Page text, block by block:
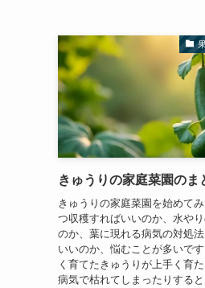
きゅうりの家庭菜園のま
きゅうりの家庭菜園を始めて
つ収穫すればいいのか、水や
のか、葉に現れる病気の対処
いいのか、悩むことが多いで
く育てたきゅうりが上手く育た
病気で枯れてしまったりすると